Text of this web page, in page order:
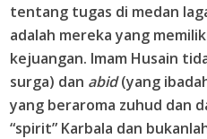
tentang tugas di medan
adalah mereka yang
kejuangan. Imam Husain
surga) dan abid(yang
yang beraroma zuhud dan
“spirit” Karbala dan